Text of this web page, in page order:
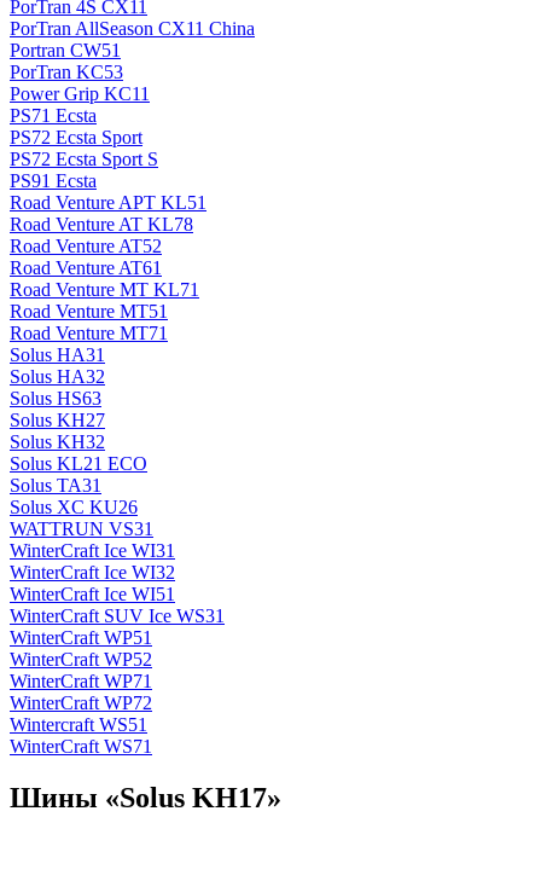
PorTran 4S CX11
PorTran AllSeason CX11 China
Portran CW51
PorTran KC53
Power Grip KC11
PS71 Ecsta
PS72 Ecsta Sport
PS72 Ecsta Sport S
PS91 Ecsta
Road Venture APT KL51
Road Venture AT KL78
Road Venture AT52
Road Venture AT61
Road Venture MT KL71
Road Venture MT51
Road Venture MT71
Solus HA31
Solus HA32
Solus HS63
Solus KH27
Solus KH32
Solus KL21 ECO
Solus TA31
Solus XC KU26
WATTRUN VS31
WinterCraft Ice WI31
WinterCraft Ice WI32
WinterCraft Ice WI51
WinterCraft SUV Ice WS31
WinterCraft WP51
WinterCraft WP52
WinterCraft WP71
WinterCraft WP72
Wintercraft WS51
WinterCraft WS71
Шины «Solus KH17»